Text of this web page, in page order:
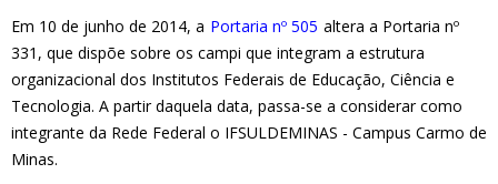
Em 10 de junho de 2014, a Portaria nº 505 altera a Portaria nº
331, que dispõe sobre os campi que integram a estrutura
organizacional dos Institutos Federais de Educação, Ciência e
Tecnologia. A partir daquela data, passa-se a considerar como
integrante da Rede Federal o IFSULDEMINAS - Campus Carmo de
Minas.